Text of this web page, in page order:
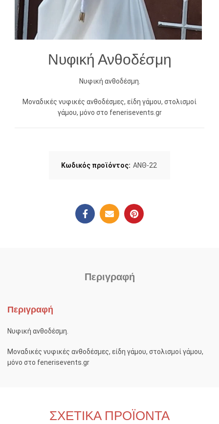
Νυφική Ανθοδέσμη
Νυφική ανθοδέσμη.
Μοναδικές νυφικές ανθοδέσμες, είδη γάμου, στολισμοί
γάμου, μόνο στο fenerisevents.gr
Κωδικός προϊόντος: ΑΝΘ-22
Περιγραφή
Περιγραφή
Νυφική ανθοδέσμη.
Μοναδικές νυφικές ανθοδέσμες, είδη γάμου, στολισμοί γάμου,
μόνο στο fenerisevents.gr
ΣΧΕΤΙΚΆ ΠΡΟΪΌΝΤΑ